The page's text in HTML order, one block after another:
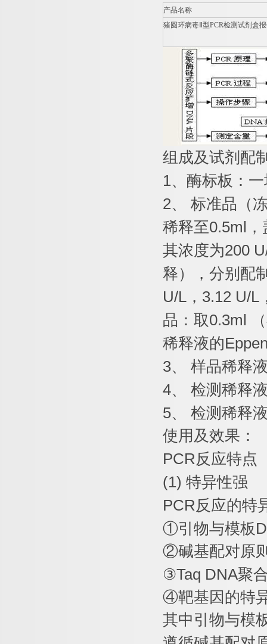
产品名称
猪圆环病毒Ⅱ型PCR检测试剂盒
组成及试剂配
1、酶标板：
2、
标准品（
稀释至0.5ml
其浓度为200
释），分别配
U/L ， 3.12 U/L
品：取0.3ml
稀释液的
3、 样品稀释
4、 检测稀释
5、
检测稀释
使用及效果：
PCR反应特点
(1) 特异性强
PCR反应的特
①引物与模板
②碱基配对原
③Taq DNA聚
④靶基因的特
其中引物与模